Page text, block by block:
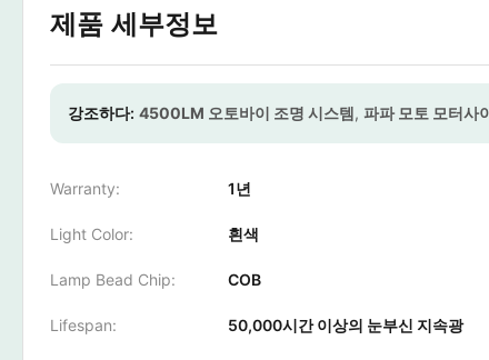
제품 세부정보
강조하다: 4500LM 오토바이 조명 시스템, 파파 모토 모터사
Warranty: 1년
Light Color: 흰색
Lamp Bead Chip: COB
Lifespan: 50,000시간 이상의 눈부신 지속광